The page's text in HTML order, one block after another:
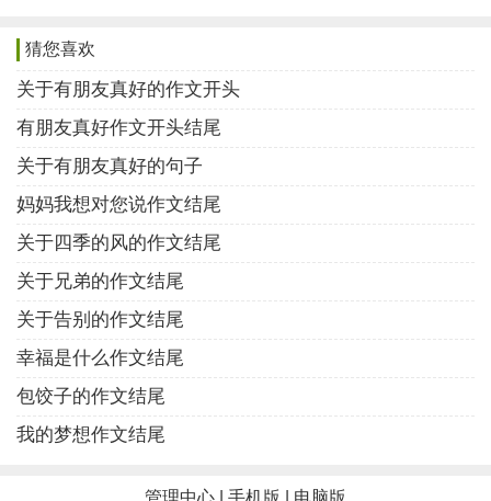
7、有朋友相伴真好，一路上收获了快乐，收获了感
动，感谢你的陪伴，我的朋友。
8、朋友是珍宝，是行走在路上不可缺少的伴侣，在
家靠亲友，出门靠朋友。朋友是自己的知心人，能读懂
你帮助你温暖你，不会让孤独的你一个人在街上徘徊。
朋友不是金钱，能换来真正友谊的人，必定有一颗真诚
9、你是我的命中知己，你是我心中的暖阳，你是我
最好的朋友。朋友。有你，真好！
10、现在，我们在一起，共同进步，共同成长。友
谊万岁，有朋友真好。
猜您喜欢
关于有朋友真好的作文开头
有朋友真好作文开头结尾
关于有朋友真好的句子
妈妈我想对您说作文结尾
关于四季的风的作文结尾
关于兄弟的作文结尾
关于告别的作文结尾
幸福是什么作文结尾
包饺子的作文结尾
我的梦想作文结尾
管理中心 手机版 电脑版